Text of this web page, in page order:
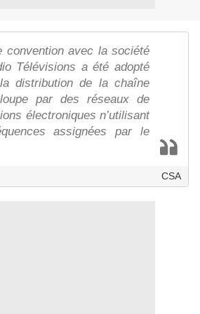
convention avec la société
Télévisions a été adopté
distribution de la chaîne
par des réseaux de
électroniques n’utilisant
assignées par le
CSA